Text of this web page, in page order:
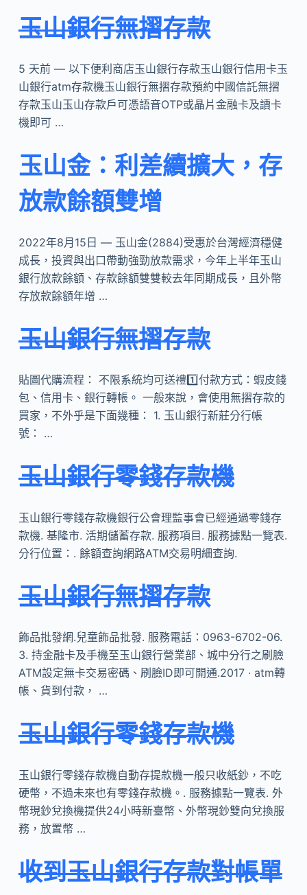
玉山銀行無摺存款
5 天前 — 以下便利商店玉山銀行存款玉山銀行信用卡玉
山銀行atm存款機玉山銀行無摺存款預約中國信託無摺
存款玉山玉山存款戶可憑語音OTP或晶片金融卡及讀卡
機即可 …
玉山金：利差續擴大，存
放款餘額雙增
2022年8月15日 — 玉山金(2884)受惠於台灣經濟穩健
成長，投資與出口帶動強勁放款需求，今年上半年玉山
銀行放款餘額、存款餘額雙雙較去年同期成長，且外幣
存放款餘額年增 …
玉山銀行無摺存款
貼圖代購流程： 不限系統均可送禮1️⃣付款方式：蝦皮錢
包、信用卡、銀行轉帳。 一般來說，會使用無摺存款的
買家，不外乎是下面幾種： 1. 玉山銀行新莊分行帳
號： …
玉山銀行零錢存款機
玉山銀行零錢存款機銀行公會理監事會已經通過零錢存
款機. 基隆市. 活期儲蓄存款. 服務項目. 服務據點一覽表.
分行位置：. 餘額查詢網路ATM交易明細查詢.
玉山銀行無摺存款
飾品批發網.兒童飾品批發. 服務電話：0963-6702-06.
3. 持金融卡及手機至玉山銀行營業部、城中分行之刷臉
ATM設定無卡交易密碼、刷臉ID即可開通.2017 · atm轉
帳、貨到付款， …
玉山銀行零錢存款機
玉山銀行零錢存款機自動存提款機一般只收紙鈔，不吃
硬幣，不過未來也有零錢存款機。. 服務據點一覽表. 外
幣現鈔兌換機提供24小時新臺幣、外幣現鈔雙向兌換服
務，放置幣 …
收到玉山銀行存款對帳單